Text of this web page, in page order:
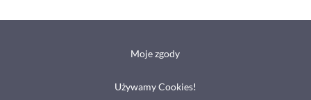
Moje zgody
Używamy Cookies!